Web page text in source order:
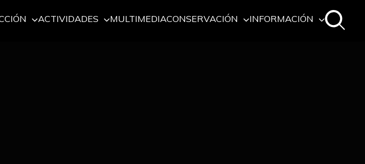
ACTIVIDADES MULTIMEDIACONSERVACIÓN INFORMACIÓN